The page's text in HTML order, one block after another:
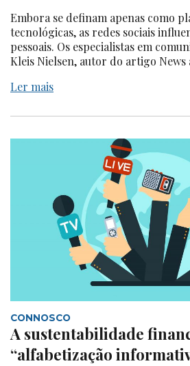
Embora se definam apenas como
tecnológicas, as redes sociais
pessoais. Os especialistas em
Kleis Nielsen, autor do artigo News
Ler mais
CONNOSCO
A sustentabilidade
“alfabetização